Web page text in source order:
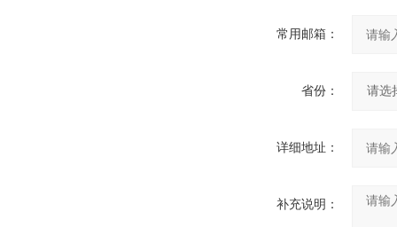
常用邮箱：
省份：
详细地址：
补充说明：